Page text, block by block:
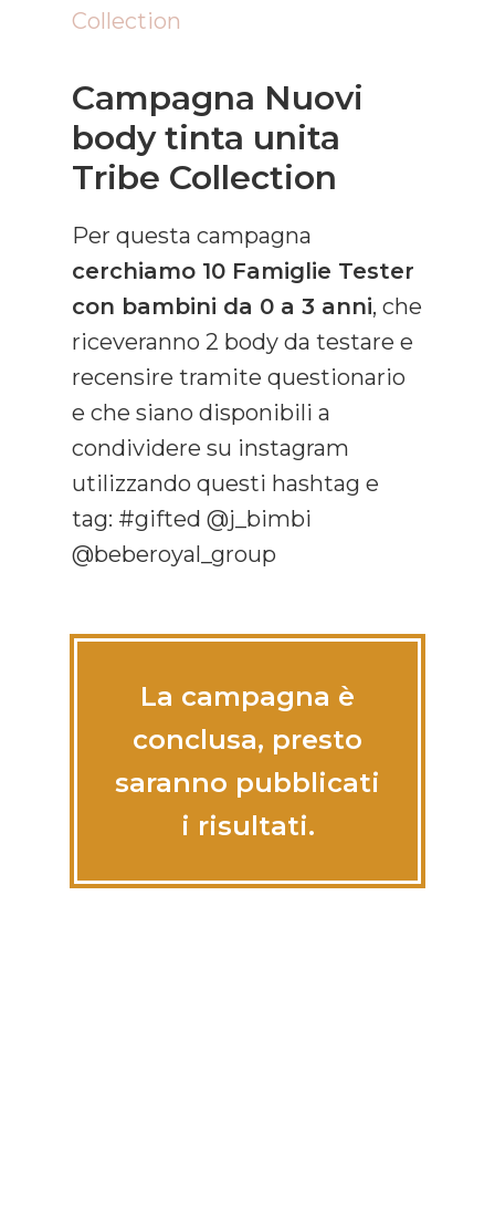
Collection
Campagna Nuovi
body tinta unita
Tribe Collection
Per questa campagna
cerchiamo 10 Famiglie Tester
con bambini da 0 a 3 anni, che
riceveranno 2 body da testare e
recensire tramite questionario
e che siano disponibili a
condividere su instagram
utilizzando questi hashtag e
tag: #gifted @j_bimbi
@beberoyal_group
La campagna è
conclusa, presto
saranno pubblicati
i risultati.